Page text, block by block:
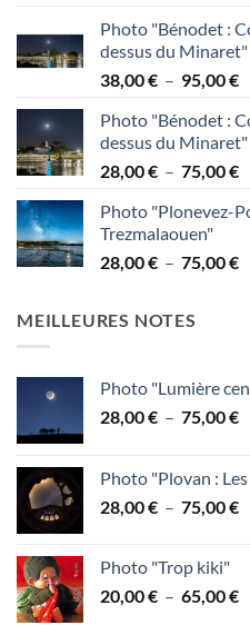
Photo "Bénodet :
dessus du Minaret"
38,00€ – 95,00€
à
Photo "Bénodet :
dessus du Minaret"
28,00€ – 75,00€
à
Photo "Plonevez-
Trezmalaouen"
28,00€ – 75,00€
MEILLEURES NOTES
Photo "Lumière
28,00€ – 75,00€
à
Photo "Plovan :
28,00€ – 75,00€
à
Photo "Trop kiki"
20,00€ – 65,00€